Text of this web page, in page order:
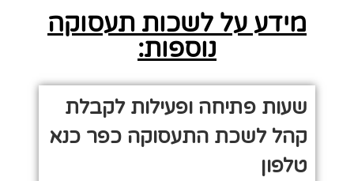
מידע על לשכות תעסוקה
נוספות:
שעות פתיחה ופעילות לקבלת
קהל לשכת התעסוקה כפר כנא
טלפון